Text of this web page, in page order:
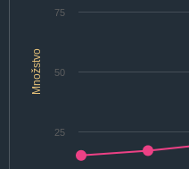
Množstvo
25
50
75